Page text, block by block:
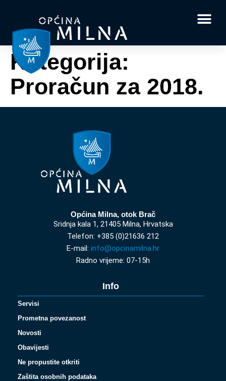
Kategorija:
Proračun za 2018.
Općina Milna, otok Brač
Sridnja kala 1, 21405 Milna, Hrvatska
Telefon: +385 (0)21636 212
E-mail: info@opcinamilna.hr
Radno vrijeme: 07-15h
Info
Servisi
Prometna povezanost
Novosti
Obavijesti
Ne propustite otkriti
Zaštita osobnih podataka